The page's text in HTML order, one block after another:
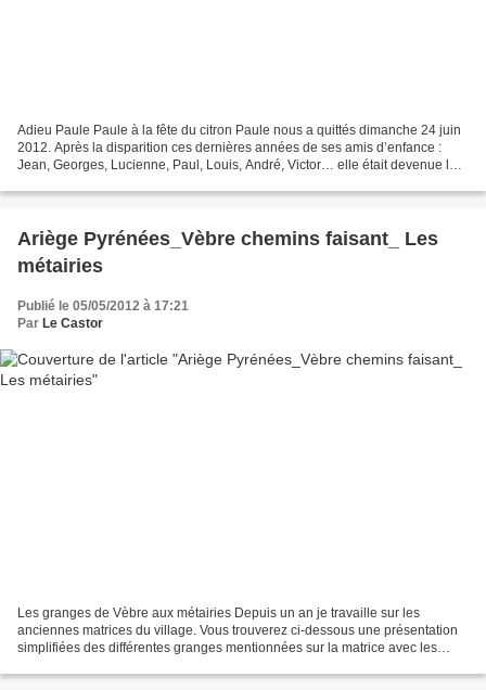
Adieu Paule Paule à la fête du citron Paule nous a quittés dimanche 24 juin
2012. Après la disparition ces dernières années de ses amis d’enfance :
Jean, Georges, Lucienne, Paul, Louis, André, Victor… elle était devenue la
Ariège Pyrénées_Vèbre chemins faisant_ Les
métairies
Publié le 05/05/2012 à 17:21
Par Le Castor
Les granges de Vèbre aux métairies Depuis un an je travaille sur les
anciennes matrices du village. Vous trouverez ci-dessous une présentation
simplifiées des différentes granges mentionnées sur la matrice avec les